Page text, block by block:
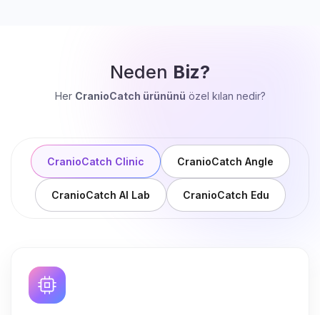
Neden Biz?
Her CranioCatch ürününü özel kılan nedir?
CranioCatch Clinic CranioCatch Angle
CranioCatch AI Lab CranioCatch Edu